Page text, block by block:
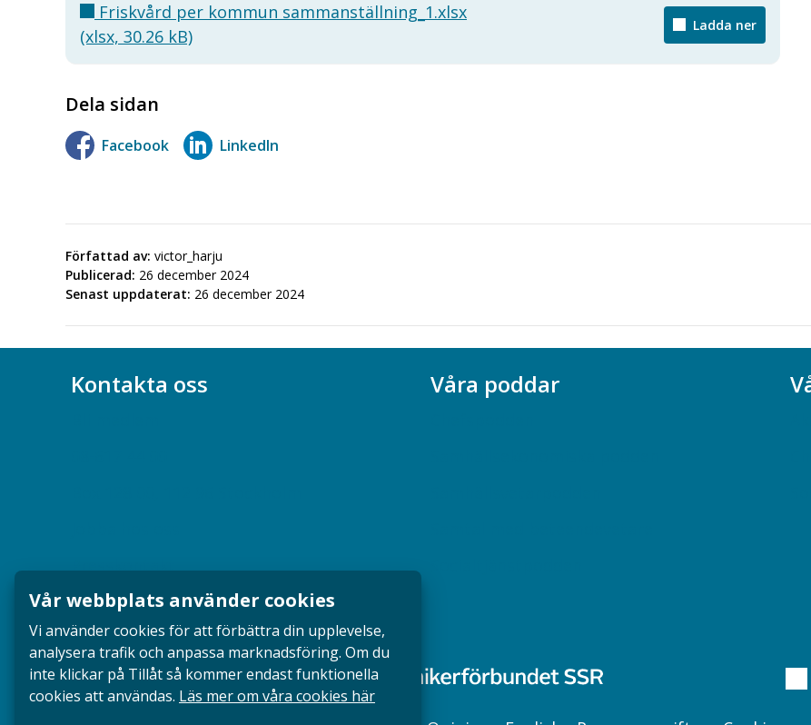
Friskvård per kommun sammanställning_1.xlsx
(xlsx, 30.26 kB)
Ladda ner
Dela sidan
Facebook LinkedIn
Författad av: victor_harju
Publicerad: 26 december 2024
Senast uppdaterat: 26 december 2024
Kontakta oss
Presskontakt
Dina försäkringar i Akademikerförsäkring
Våra poddar
Vår webbplats använder cookies
Vi använder cookies för att förbättra din upplevelse,
analysera trafik och anpassa marknadsföring. Om du
inte klickar på Tillåt så kommer endast funktionella
cookies att användas. Läs mer om våra cookies här